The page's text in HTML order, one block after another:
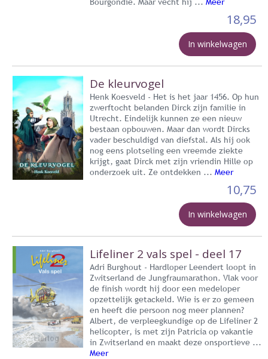
18,95
In winkelwagen
De kleurvogel
Henk Koesveld - Het is het jaar 1456. Op hun
zwerftocht belanden Dirck zijn familie in
Utrecht. Eindelijk kunnen ze een nieuw
bestaan opbouwen. Maar dan wordt Dircks
vader beschuldigd van diefstal. Als hij ook
nog eens plotseling een vreemde ziekte
krijgt, gaat Dirck met zijn vriendin Hille op
onderzoek uit. Ze ontdekken ... Meer
10,75
In winkelwagen
Lifeliner 2 vals spel - deel 17
Adri Burghout - Hardloper Leendert loopt in
Zwitserland de Jungfraumarathon. Vlak voor
de finish wordt hij door een medeloper
opzettelijk getackeld. Wie is er zo gemeen
en heeft die persoon nog meer plannen?
Albert, de verpleegkundige op de Lifeliner 2
helicopter, is met zijn Patricia op vakantie
in Zwitserland en maakt deze onsportieve ...
Meer